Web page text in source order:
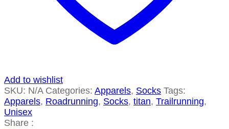
Add to wishlist
SKU: N/A Categories: Apparels, Socks Tags:
Apparels, Roadrunning, Socks, titan, Trailrunning,
Unisex
Share :